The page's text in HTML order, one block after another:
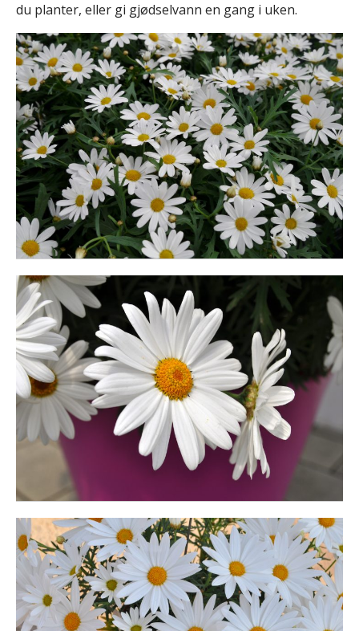
du planter, eller gi gjødselvann en gang i uken.